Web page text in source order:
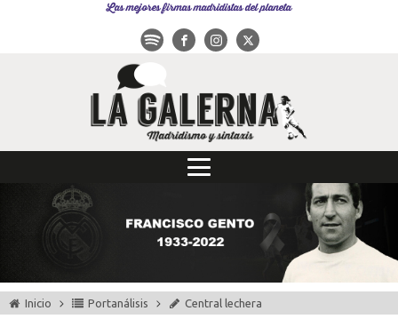
Las mejores firmas madridistas del planeta
Inicio Portanálisis Central lechera